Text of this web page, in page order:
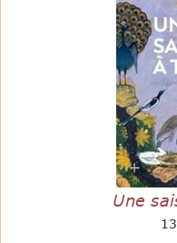
Une